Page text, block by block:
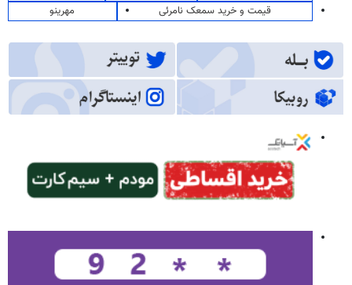
قیمت و خرید سمعک نامرئی
مهرینو